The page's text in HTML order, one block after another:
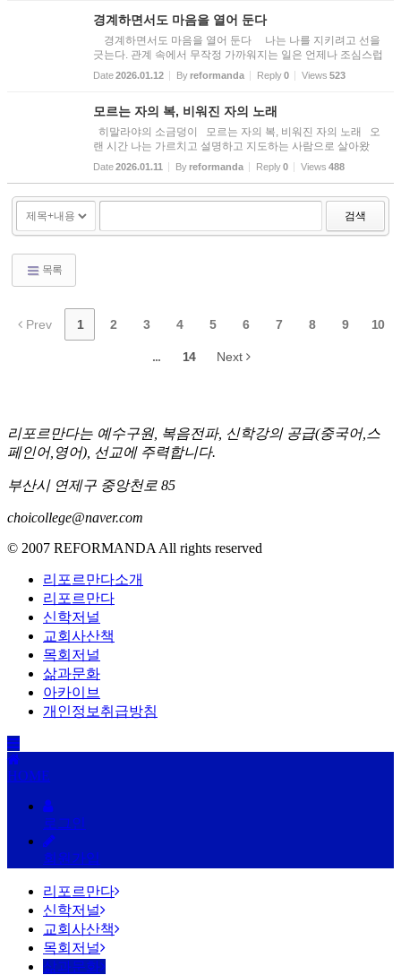
경계하면서도 마음을 열어 둔다
경계하면서도 마음을 열어 둔다 나는 나를 지키려고 선을
긋는다. 관계 속에서 무작정 가까워지는 일은 언제나 조심스럽
다. 감정은 쉽게 소모된다. 어떤 사람들은 관계를 이용한다. 친
절을 베풀면 그것을 이용하여 치명적인 해를 끼친다. 그래서 나
Date2026.01.12 Byreformanda Reply0 Views 523
모르는 자의 복, 비워진 자의 노래
히말라야의 소금덩이 모르는 자의 복, 비워진 자의 노래 오
랜 시간 나는 가르치고 설명하고 지도하는 사람으로 살아왔
다. 책장에 쌓인 수만 권의 책은 지식의 견고한 성벽이었고, 명
료한 언어와 논리는 내가 세상에 빛을 줄 수 있다는 근사한 착
Date2026.01.11 Byreformanda Reply0 Views 488
검색
목록
Prev 1 2 3 4 5 6 7 8 9 10
... 14 Next
리포르만다는 예수구원, 복음전파, 신학강의 공급(중국어,스
페인어,영어), 선교에 주력합니다.
부산시 연제구 중앙천로 85
choicollege@naver.com
© 2007 REFORMANDA All rights reserved
리포르만다소개
리포르만다
신학저널
교회사산책
목회저널
삶과문화
아카이브
개인정보취급방침
HOME
로그인
회원가입
리포르만다
신학저널
교회사산책
목회저널
삶과문화